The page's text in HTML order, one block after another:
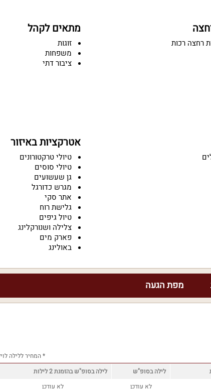
רחצה רכות
מתאים לקהל
זוגות
משפחות
ציבור דתי
אטרקציות באיזור
טיולי טרקטורונים
טיולי סוסים
גן שעשועים
מגרש כדורגל
אתר סקי
גלישת רוח
טיול גיפים
צלילה ושנורקלינג
פארק מים
באולינג
מפת הגעה
* המחיר ללילה
לילה בסופ"ש
לילה בסופ"ש בהזמנת 2 לילות
לא עודכן לא עודכן